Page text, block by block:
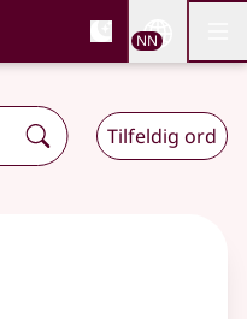
og
NN
Tilfeldig ord